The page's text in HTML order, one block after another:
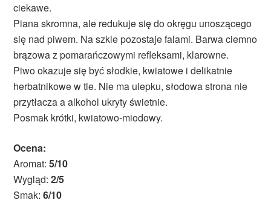
ciekawe.
Piana skromna, ale redukuje się do okręgu unoszącego
się nad piwem. Na szkle pozostaje falami. Barwa ciemno
brązowa z pomarańczowymi refleksami, klarowne.
Piwo okazuje się być słodkie, kwiatowe i delikatnie
herbatnikowe w tle. Nie ma ulepku, słodowa strona nie
przytłacza a alkohol ukryty świetnie.
Posmak krótki, kwiatowo-miodowy.
Ocena:
Aromat:5/10
Wygląd:2/5
Smak:6/10